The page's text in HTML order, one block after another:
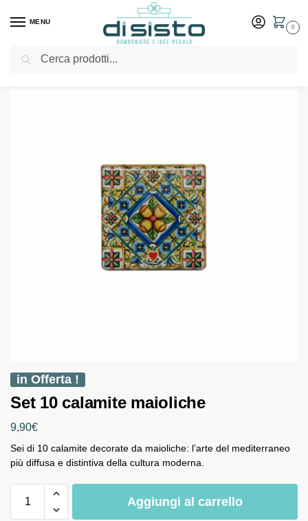
MENU
0
Home Shop Outlet / Set 10 calamite maioliche
in Offerta !
Set 10 calamite maioliche
9,90€
Sei di 10 calamite decorate da maioliche: l’arte del mediterraneo
più diffusa e distintiva della cultura moderna.
Aggiungi al carrello